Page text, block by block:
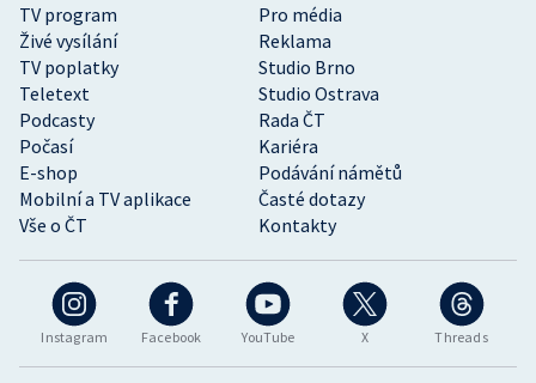
Instagram Facebook YouTube X Threads
TV program
Pro média
Živé vysílání
Reklama
TV poplatky
Studio Brno
Teletext
Studio Ostrava
Podcasty
Rada ČT
Počasí
Kariéra
E-shop
Podávání námětů
Mobilní a TV aplikace
Časté dotazy
Vše o ČT
Kontakty